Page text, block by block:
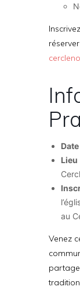
Date
Lieu
au
Venez